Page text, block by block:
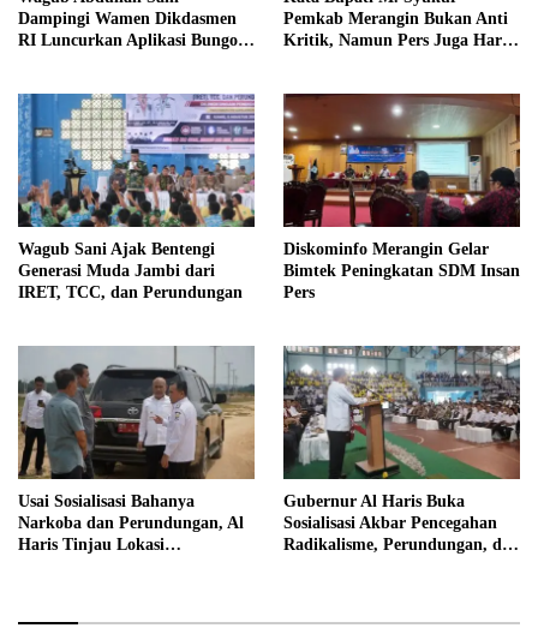
Dampingi Wamen Dikdasmen
RI Luncurkan Aplikasi Bungo
Pemkab Merangin Bukan Anti
Kritik, Namun Pers Juga Harus
Wagub Sani Ajak Bentengi
Generasi Muda Jambi dari
IRET, TCC, dan Perundungan
Diskominfo Merangin Gelar
Bimtek Peningkatan SDM Insan
Pers
Usai Sosialisasi Bahanya
Narkoba dan Perundungan, Al
Haris Tinjau Lokasi
Gubernur Al Haris Buka
Sosialisasi Akbar Pencegahan
Radikalisme, Perundungan, dan